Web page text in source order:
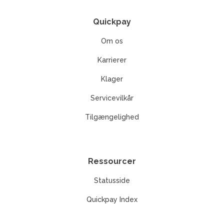
Quickpay
Om os
Karrierer
Klager
Servicevilkår
Tilgængelighed
Ressourcer
Statusside
Quickpay Index